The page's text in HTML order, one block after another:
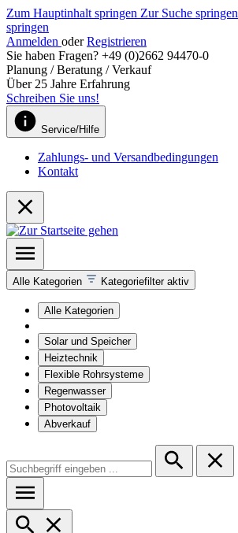
Zum Hauptinhalt springen Zur Suche springen
springen
Anmelden oder Registrieren
Sie haben Fragen? +49 (0)2662 94470-0
Planung / Beratung / Verkauf
Über 25 Jahre Erfahrung
Schreiben Sie uns!
Service/Hilfe
Zahlungs- und Versandbedingungen
Kontakt
Alle Kategorien Kategoriefilter aktiv
Alle Kategorien
Solar und Speicher
Heiztechnik
Flexible Rohrsysteme
Regenwasser
Photovoltaik
Abverkauf